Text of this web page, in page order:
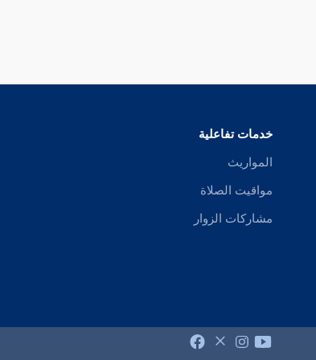
خدمات تفاعلية
المواريث
مواقيت الصلاة
مشاركات الزوار